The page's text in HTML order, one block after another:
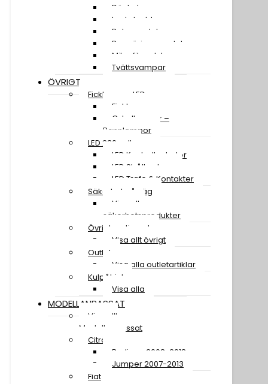
Däckglans
Lackskydd
Polermedel
Rengöringsmedel
Mikrofiberdukar
Tvättsvampar
ÖVRIGT
Ficklampor LED
Ficklampor
Cykellampor –
Pannlampor
LED 230 volt
LED Kontrollenheter
LED Strålkastare
LED Trafo & Kontakter
Säkerhet på väg
Visa alla
säkerhetsprodukter
Övrigt sortiment
Visa allt övrigt
Outlet
Visa alla outletartiklar
Kulpåhjul
Visa alla
MODELLANPASSAT
Visa allt
Modellanpassat
Citroen
Berlingo 2008-2018
Jumper 2007-2013
Fiat